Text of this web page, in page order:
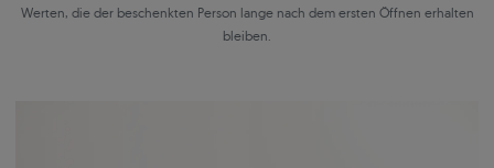
Werten, die der beschenkten Person lange nach dem ersten Öffnen erhalten
bleiben.